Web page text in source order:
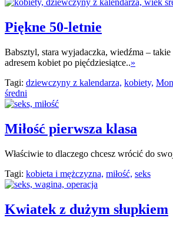
Piękne 50-letnie
Babsztyl, stara wyjadaczka, wiedźma – takie
adresem kobiet po pięćdziesiątce..»
Tagi: dziewczyny z kalendarza, kobiety,
średni
Miłość pierwsza klasa
Właściwie to dlaczego chcesz wrócić do
Tagi: kobieta i mężczyzna, miłość, seks
Kwiatek z dużym słupkiem